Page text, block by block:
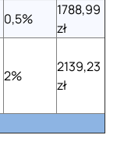
0,5%
1788,99
zł
2%
2139,23
zł